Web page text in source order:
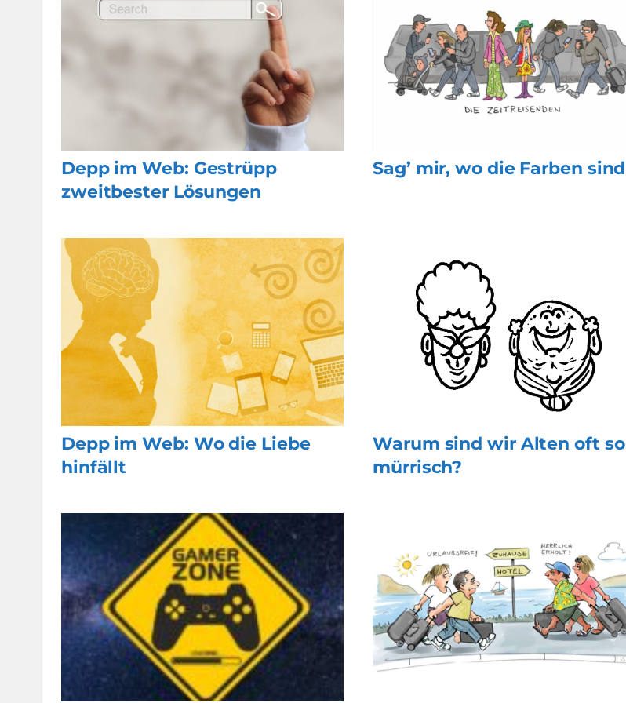
Depp im Web: Gestrüpp
zweitbester Lösungen
Sag’ mir, wo die Farben sind
Depp im Web: Wo die Liebe
hinfällt
Warum sind wir Alten oft so
mürrisch?